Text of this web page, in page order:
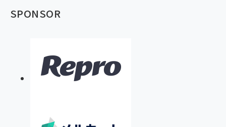
SPONSOR